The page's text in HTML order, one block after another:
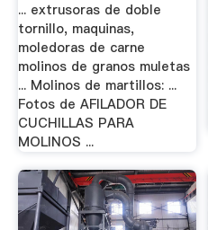
... extrusoras de doble
tornillo, maquinas,
moledoras de carne
molinos de granos muletas
... Molinos de martillos: ...
Fotos de AFILADOR DE
CUCHILLAS PARA
MOLINOS ...